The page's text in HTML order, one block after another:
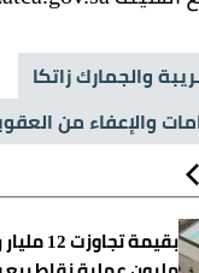
والجمارك زاتكا
والإعفاء من